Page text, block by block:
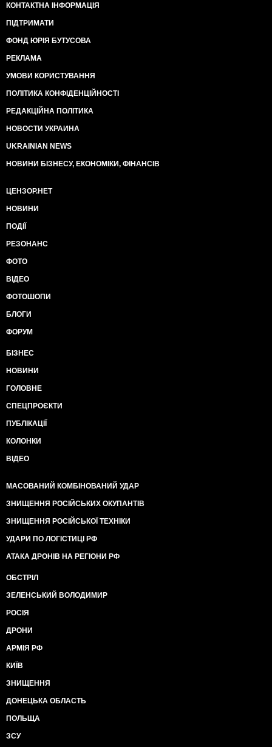
КОНТАКТНА ІНФОРМАЦІЯ
ПІДТРИМАТИ
ФОНД ЮРІЯ БУТУСОВА
РЕКЛАМА
УМОВИ КОРИСТУВАННЯ
ПОЛІТИКА КОНФІДЕНЦІЙНОСТІ
РЕДАКЦІЙНА ПОЛІТИКА
НОВОСТИ УКРАИНА
UKRAINIAN NEWS
НОВИНИ БІЗНЕСУ, ЕКОНОМІКИ, ФІНАНСІВ
ЦЕНЗОР.НЕТ
НОВИНИ
ПОДІЇ
РЕЗОНАНС
ФОТО
ВІДЕО
ФОТОШОПИ
БЛОГИ
ФОРУМ
БІЗНЕС
НОВИНИ
ГОЛОВНЕ
СПЕЦПРОЄКТИ
ПУБЛІКАЦІЇ
КОЛОНКИ
ВІДЕО
МАСОВАНИЙ КОМБІНОВАНИЙ УДАР
ЗНИЩЕННЯ РОСІЙСЬКИХ ОКУПАНТІВ
ЗНИЩЕННЯ РОСІЙСЬКОЇ ТЕХНІКИ
УДАРИ ПО ЛОГІСТИЦІ РФ
АТАКА ДРОНІВ НА РЕГІОНИ РФ
ОБСТРІЛ
ЗЕЛЕНСЬКИЙ ВОЛОДИМИР
РОСІЯ
ДРОНИ
АРМІЯ РФ
КИЇВ
ЗНИЩЕННЯ
ДОНЕЦЬКА ОБЛАСТЬ
ПОЛЬЩА
ЗСУ